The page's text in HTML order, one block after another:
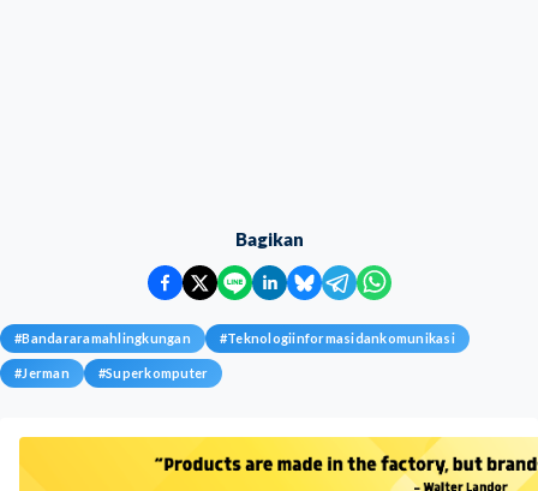
Bagikan
#Bandararamahlingkungan #Teknologiinformasidankomunikasi
#Jerman #Superkomputer